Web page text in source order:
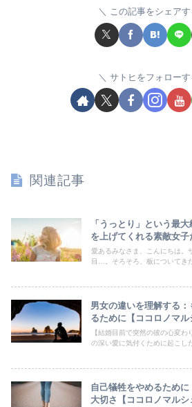
この記事をシェアす
サトヒをフォローす
関連記事
「うっとり」という最
を上げてくれる素敵女子
愛あるみなさま、こんにちは。
目…。そろそろ、板についてき
男女の違いを理解する
るために【ココロノマル
【結婚目前で突然の彼の心変
の深い愛に気付くために起こし
自己犠牲をやめるため
大切さ【ココロノマルシ